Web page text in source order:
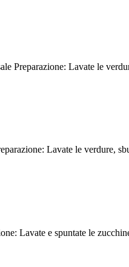
Preparazione: Lavate le
Lavate le verdure,
Lavate e spuntate le